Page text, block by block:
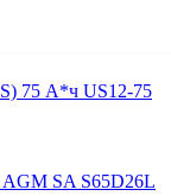
75 А*ч US12-75